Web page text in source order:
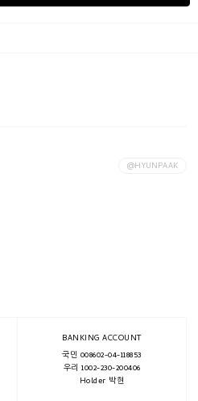
@HYUNPAAK
BANKING ACCOUNT
국민 008602-04-118853
우리 1002-230-200406
Holder 박현